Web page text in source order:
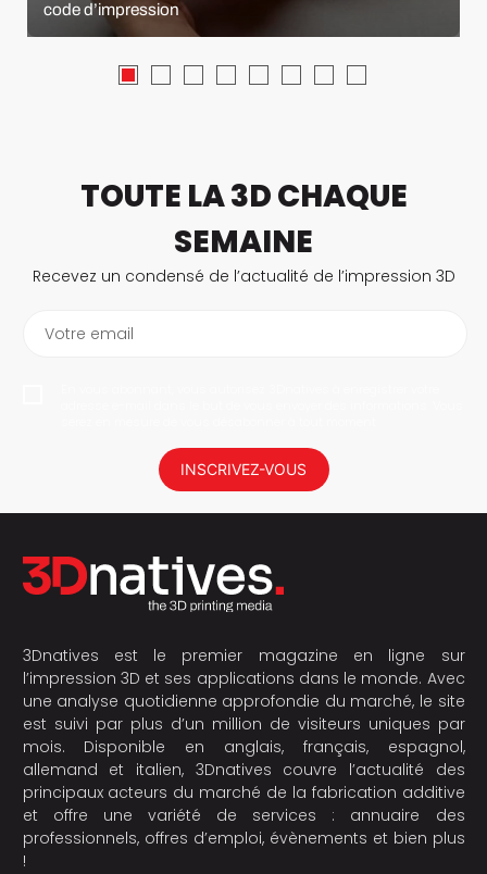
code d’impression
TOUTE LA 3D CHAQUE
SEMAINE
Recevez un condensé de l’actualité de l’impression 3D
Votre email
INSCRIVEZ-VOUS
3Dnatives est le premier magazine en ligne sur
l’impression 3D et ses applications dans le monde. Avec
une analyse quotidienne approfondie du marché, le site
est suivi par plus d’un million de visiteurs uniques par
mois. Disponible en anglais, français, espagnol,
allemand et italien, 3Dnatives couvre l’actualité des
principaux acteurs du marché de la fabrication additive
et offre une variété de services : annuaire des
professionnels, offres d’emploi, évènements et bien plus
!